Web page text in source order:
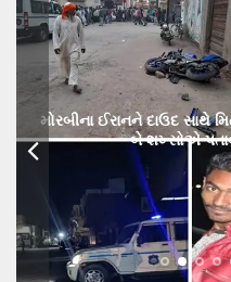
મોરબીના ઈરાનને દાઉદ સાથે
બે શખ્સોએ